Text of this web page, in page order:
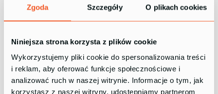
Zgoda Szczegóły O plikach cookies
Niniejsza strona korzysta z plików cookie
Wykorzystujemy pliki cookie do spersonalizowania treści
i reklam, aby oferować funkcje społecznościowe i
analizować ruch w naszej witrynie. Informacje o tym, jak
korzystasz z naszej witryny, udostępniamy partnerom
zarządzanie zadaniami montażowymi na miejscu
Urlopy, dostępność
pracowników
ZaPro znacznie ułatwi harmonogramowanie
przeglądów oraz rejestrowanie awarii i napraw.